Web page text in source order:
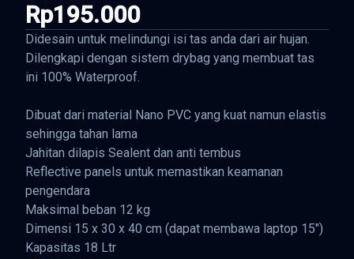
Rp195.000
Didesain untuk melindungi isi tas anda dari air hujan.
Dilengkapi dengan sistem drybag yang membuat tas
ini 100% Waterproof.
Dibuat dari material Nano PVC yang kuat namun elastis
sehingga tahan lama
Jahitan dilapis Sealent dan anti tembus
Reflective panels untuk memastikan keamanan
pengendara
Maksimal beban 12 kg
Dimensi 15 x 30 x 40 cm (dapat membawa laptop 15")
Kapasitas 18 Ltr